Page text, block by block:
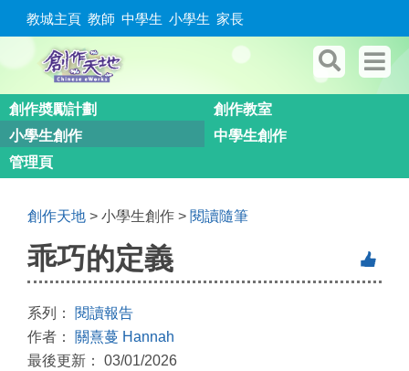
教城主頁 教師 中學生 小學生 家長
創作奬勵計劃
創作教室
小學生創作
中學生創作
管理頁
創作天地 > 小學生創作 > 閱讀隨筆
乖巧的定義
系列： 閱讀報告
作者： 關熹蔓 Hannah
最後更新： 03/01/2026